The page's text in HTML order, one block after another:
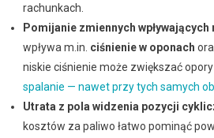
rachunkach.
Pomijanie zmiennych wpływających
wpływa m.in. ciśnienie w oponach
niskie ciśnienie może zwiększać
spalanie — nawet przy tych samych
Utrata z pola widzenia pozycji
kosztów za paliwo łatwo pominąć